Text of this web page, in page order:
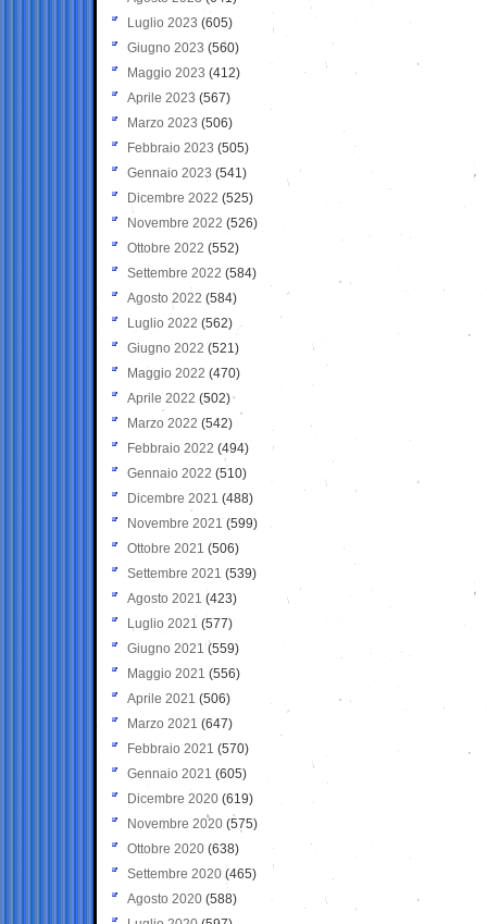
Luglio 2023 (605)
Giugno 2023 (560)
Maggio 2023 (412)
Aprile 2023 (567)
Marzo 2023 (506)
Febbraio 2023 (505)
Gennaio 2023 (541)
Dicembre 2022 (525)
Novembre 2022 (526)
Ottobre 2022 (552)
Settembre 2022 (584)
Agosto 2022 (584)
Luglio 2022 (562)
Giugno 2022 (521)
Maggio 2022 (470)
Aprile 2022 (502)
Marzo 2022 (542)
Febbraio 2022 (494)
Gennaio 2022 (510)
Dicembre 2021 (488)
Novembre 2021 (599)
Ottobre 2021 (506)
Settembre 2021 (539)
Agosto 2021 (423)
Luglio 2021 (577)
Giugno 2021(559)
Maggio 2021 (556)
Aprile 2021 (506)
Marzo 2021 (647)
Febbraio 2021 (570)
Gennaio 2021 (605)
Dicembre 2020 (619)
Novembre 2020 (575)
Ottobre 2020 (638)
Settembre 2020(465)
Agosto 2020 (588)